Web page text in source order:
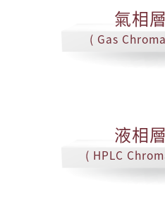
氣相
( Gas
液相
( HPLC